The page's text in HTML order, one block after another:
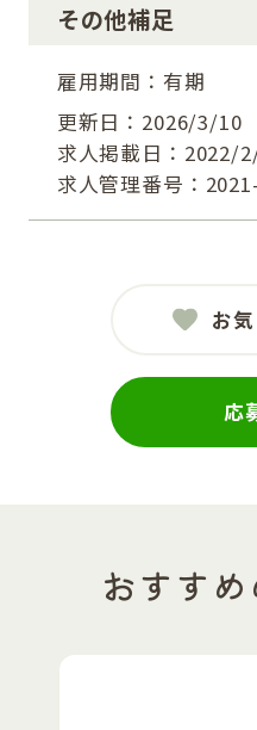
その他補足
雇用期間：有期
更新日：2026/3/10
求人掲載日：2022/
求人管理番号：
お
応
おすす